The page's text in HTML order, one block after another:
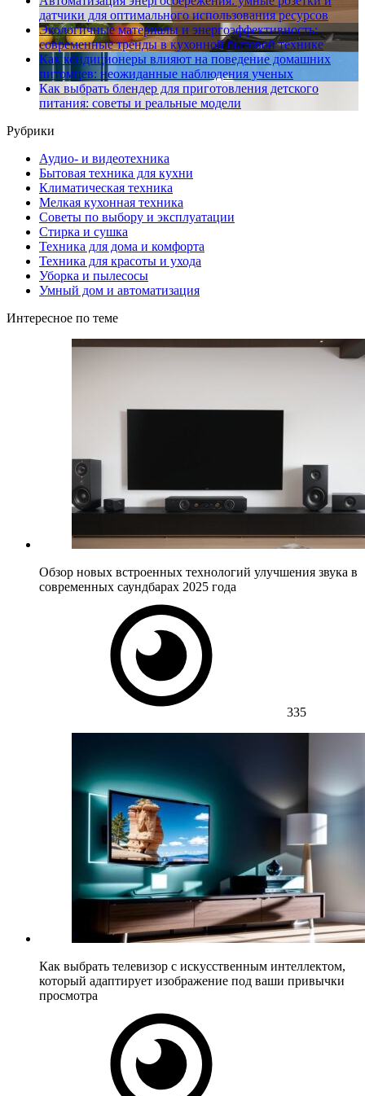
датчики для оптимального использования ресурсов
Экологичные материалы и энергоэффективность:
современные тренды в кухонной бытовой технике
Как кондиционеры влияют на поведение домашних
питомцев: неожиданные наблюдения ученых
Как выбрать блендер для приготовления детского
питания: советы и реальные модели
Рубрики
Аудио- и видеотехника
Бытовая техника для кухни
Климатическая техника
Мелкая кухонная техника
Советы по выбору и эксплуатации
Стирка и сушка
Техника для дома и комфорта
Техника для красоты и ухода
Уборка и пылесосы
Умный дом и автоматизация
Интересное по теме
Обзор новых встроенных технологий улучшения звука в
современных саундбарах 2025 года
335
Как выбрать телевизор с искусственным интеллектом,
который адаптирует изображение под ваши привычки
просмотра